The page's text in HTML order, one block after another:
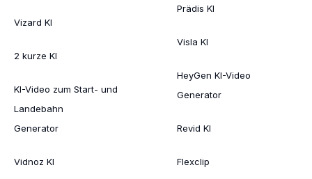
Vizard KI
2 kurze KI
KI-Video zum Start- und
Landebahn
Generator
Vidnoz KI
Prädis KI
Visla KI
HeyGen KI-Video
Generator
Revid KI
Flexclip